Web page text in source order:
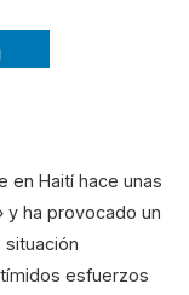
en Haití hace unas
y ha provocado un
esfuerzos